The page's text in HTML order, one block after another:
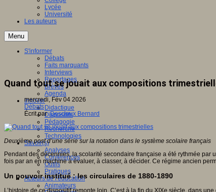
Lycée
Université
Les auteurs
Menu
S'informer
Débats
Faits marquants
Interviews
Reportages
Brèves
Agenda
Innover
Didactique
Dispositifs
Pédagogie
Recherche
Technologies
Savoir(s)
Analyses
Conférences
Outils
Pratiques
Acteurs de l'éducation
Animateurs
Quand tout se jouait aux compositions
mercredi, Fév 04 2026
Débats
Écrit parDesclaux Bernard
Deuxième post d’une série sur la notation dans le système scolaire français
Pendant des décennies, la scolarité secondaire française a été rythmée
fois par an en machine à évaluer, à classer, à décider. Ce régime ancien
Un pouvoir institué : les circulaires de 1880-1890
L’histoire de ce dispositif remonte loin. C’est à la fin du XIXe siècle, dans